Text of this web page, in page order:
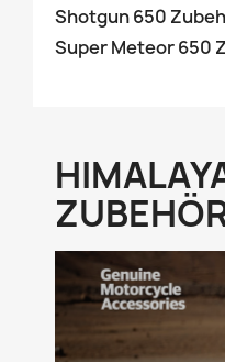
Shotgun 650
Super Meteor 650